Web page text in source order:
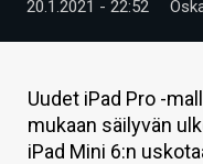
TECHBBS
TIETOA
HINTA.FI
20.1.2021 - 22:52
Uudet iPad Pro -
mukaan säilyvän
iPad Mini 6:n